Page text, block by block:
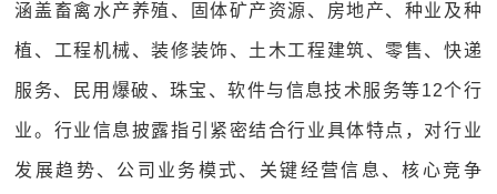
涵盖畜禽水产养殖、固体矿产资源、房地产、种业及种
植、工程机械、装修装饰、土木工程建筑、零售、快递
服务、民用爆破、珠宝、软件与信息技术服务等12个行
业。行业信息披露指引紧密结合行业具体特点，对行业
发展趋势、公司业务模式、关键经营信息、核心竞争